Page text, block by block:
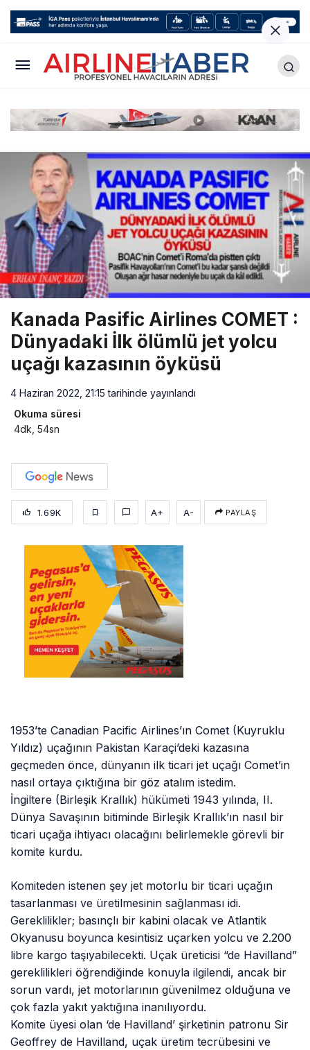
Kanada Pasific Airlines COMET :
Dünyadaki İlk ölümlü jet yolcu
uçağı kazasının öyküsü
4 Haziran 2022, 21:15 tarihinde yayınlandı
Okuma süresi
4dk, 54sn
1.69K A+ A- PAYLAŞ
1953’te Canadian Pacific Airlines’ın Comet (Kuyruklu
Yıldız) uçağının Pakistan Karaçi’deki kazasına
geçmeden önce, dünyanın ilk ticari jet uçağı Comet’in
nasıl ortaya çıktığına bir göz atalım istedim.
İngiltere (Birleşik Krallık) hükümeti 1943 yılında, II.
Dünya Savaşının bitiminde Birleşik Krallık’ın nasıl bir
ticari uçağa ihtiyacı olacağını belirlemekle görevli bir
komite kurdu.
Komiteden istenen şey jet motorlu bir ticari uçağın
tasarlanması ve üretilmesinin sağlanması idi.
Gereklilikler; basınçlı bir kabini olacak ve Atlantik
Okyanusu boyunca kesintisiz uçarken yolcu ve 2.200
libre kargo taşıyabilecekti. Uçak üreticisi “de Havilland”
gereklilikleri öğrendiğinde konuyla ilgilendi, ancak bir
sorun vardı, jet motorlarının güvenilmez olduğuna ve
çok fazla yakıt yaktığına inanılıyordu.
Komite üyesi olan ‘de Havilland’ şirketinin patronu Sir
Geoffrey de Havilland, uçak üretim tecrübesini ve